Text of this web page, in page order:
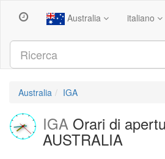
Australia italiano
Australia IGA
IGA Orari di
AUSTRALIA